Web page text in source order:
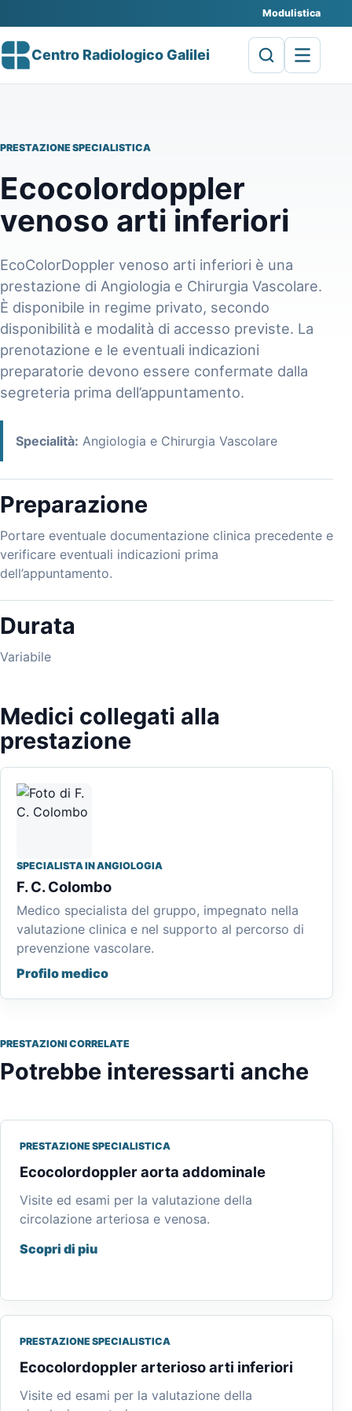
Modulistica
Centro Radiologico Galilei
PRESTAZIONE SPECIALISTICA
Ecocolordoppler
venoso arti inferiori
EcoColorDoppler venoso arti inferiori è una
prestazione di Angiologia e Chirurgia Vascolare.
È disponibile in regime privato, secondo
disponibilità e modalità di accesso previste. La
prenotazione e le eventuali indicazioni
preparatorie devono essere confermate dalla
segreteria prima dell’appuntamento.
Specialità: Angiologia e Chirurgia Vascolare
Preparazione
Portare eventuale documentazione clinica precedente e
verificare eventuali indicazioni prima
dell’appuntamento.
Durata
Variabile
Medici collegati alla
prestazione
SPECIALISTA IN ANGIOLOGIA
F. C. Colombo
Medico specialista del gruppo, impegnato nella
valutazione clinica e nel supporto al percorso di
prevenzione vascolare.
Profilo medico
PRESTAZIONI CORRELATE
Potrebbe interessarti anche
PRESTAZIONE SPECIALISTICA
Ecocolordoppler aorta addominale
Visite ed esami per la valutazione della
circolazione arteriosa e venosa.
Scopri di piu
PRESTAZIONE SPECIALISTICA
Ecocolordoppler arterioso arti inferiori
Visite ed esami per la valutazione della